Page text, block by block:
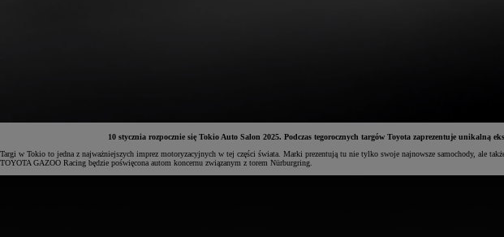
Od81 900 zł
10 stycznia rozpocznie się Tokio Auto Salon 2025. Podczas tegorocznych targów Toyota zaprezentuje unikalną
Targi w Tokio to jedna z najważniejszych imprez motoryzacyjnych w tej części świata. Marki prezentują tu nie tylko swoje najnowsze samochody, ale
TOYOTA GAZOO Racing będzie poświęcona autom koncernu związanym z torem Nürburgring.